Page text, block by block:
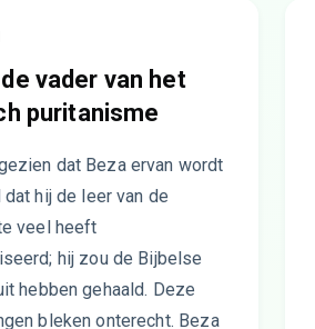
vader van het
puritanisme
dat Beza ervan wordt
hij de leer van de
veel heeft
hij zou de Bijbelse
hebben gehaald. Deze
bleken onterecht. Beza